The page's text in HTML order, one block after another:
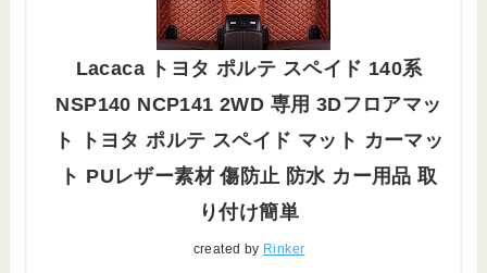
Lacaca トヨタ ポルテ スペイド 140系
NSP140 NCP141 2WD 専用 3Dフロアマッ
ト トヨタ ポルテ スペイド マット カーマッ
ト PUレザー素材 傷防止 防水 カー用品 取
り付け簡単
created by Rinker